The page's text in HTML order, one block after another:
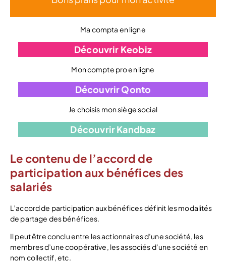
Ma compta en ligne
Découvrir Keobiz
Mon compte pro en ligne
Découvrir Qonto
Je choisis mon siège social
Découvrir Kandbaz
Le contenu de l’accord de
participation aux bénéfices des
salariés
L’accord de participation aux bénéfices définit les modalités
de partage des bénéfices.
Il peut être conclu entre les actionnaires d’une société, les
membres d’une coopérative, les associés d’une société en
nom collectif, etc.